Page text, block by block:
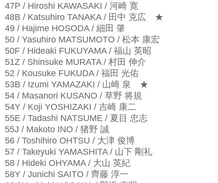
47P / Hiroshi KAWASAKI / 河崎 寛
48B / Katsuhiro TANAKA / 田中 克広 ★
49 / Hajime HOSODA / 細田 肇
50 / Yasuhiro MATSUMOTO / 松本 康宏
50F / Hideaki FUKUYAMA / 福山 英昭
51Z / Shinsuke MURATA / 村田 伸介
52 / Kousuke FUKUDA / 福田 光佑
53B / Izumi YAMAZAKI / 山崎 泉 ★
54 / Masanori KUSANO / 草野 将規
54Y / Koji YOSHIZAKI / 吉崎 康二
55E / Tadashi NATSUME / 夏目 忠志
55J / Makoto INO / 猪野 誠
56 / Toshihiro OHTSU / 大津 俊博
57 / Takeyuki YAMASHITA / 山下 剛礼
58 / Hideki OHYAMA / 大山 英紀
58Y / Junichi SAITO / 齊藤 淳一